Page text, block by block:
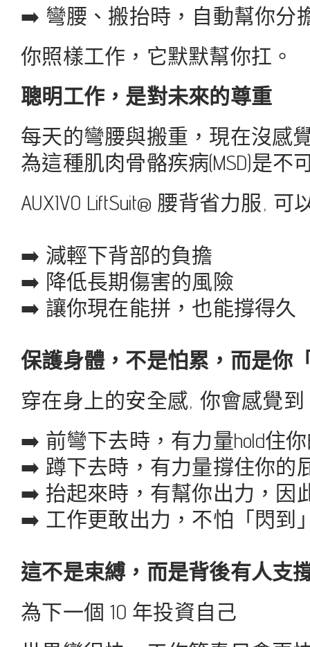
➡️ 彎腰、搬抬時，自動幫你分
你照樣工作，它默默幫你扛。
聰明工作，是對未來的尊重
每天的彎腰與搬重，現在沒感
為這種肌肉骨骼疾病(MSD)是不
AUXIVO LiftSuit® 腰背省力服,
➡️ 減輕下背部的負擔
➡️ 降低長期傷害的風險
➡️ 讓你現在能拼，也能撐得久
保護身體，不是怕累，而是你
穿在身上的安全感, 你會感覺到
➡️ 前彎下去時，有力量hold住
➡️ 蹲下去時，有力量撐住你的
➡️ 抬起來時，有幫你出力，因
➡️ 工作更敢出力，不怕「閃到
這不是束縛，而是背後有人支
為下一個 10 年投資自己